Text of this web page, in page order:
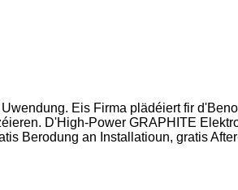
Eis Firma plädéiert fir
D'High-Power GRAPHITE
Berodung an Installatioun, gratis